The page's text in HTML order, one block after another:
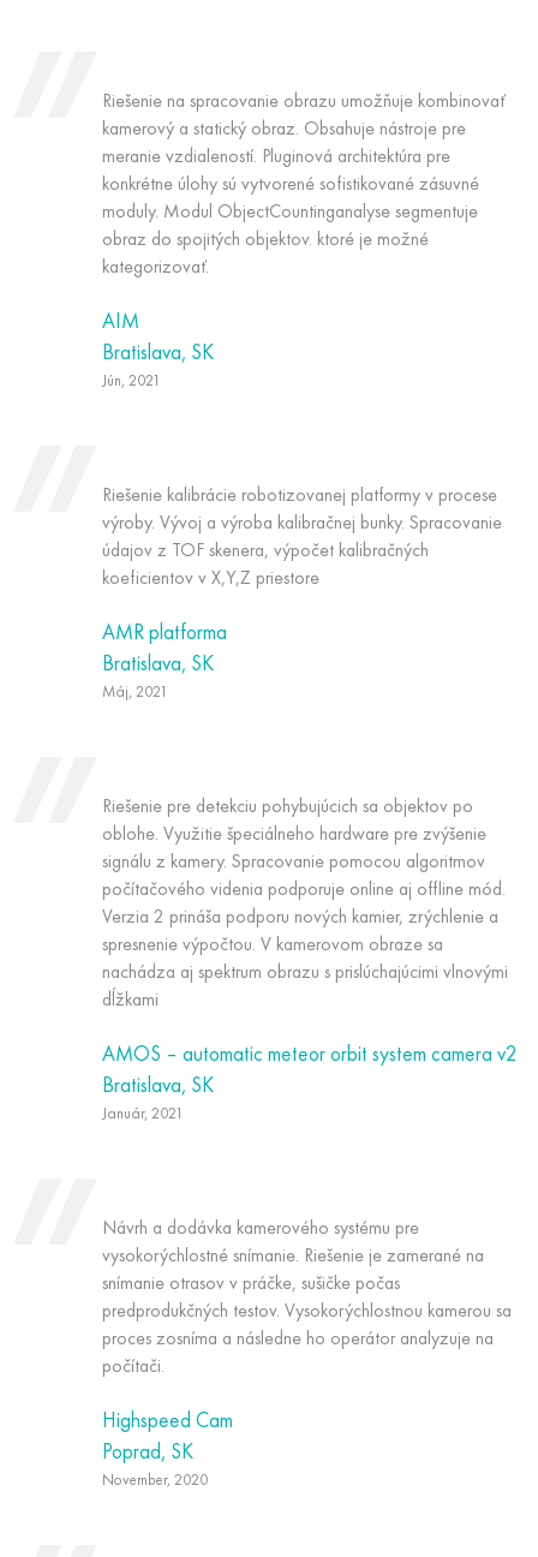
Riešenie na spracovanie obrazu umožňuje kombinovať
kamerový a statický obraz. Obsahuje nástroje pre
meranie vzdialeností. Pluginová architektúra pre
konkrétne úlohy sú vytvorené sofistikované zásuvné
moduly. Modul ObjectCountinganalyse segmentuje
obraz do spojitých objektov. ktoré je možné
kategorizovať.
AIM
Bratislava, SK
Jún, 2021
Riešenie kalibrácie robotizovanej platformy v procese
výroby. Vývoj a výroba kalibračnej bunky. Spracovanie
údajov z TOF skenera, výpočet kalibračných
koeficientov v X,Y,Z priestore
AMR platforma
Bratislava, SK
Máj, 2021
Riešenie pre detekciu pohybujúcich sa objektov po
oblohe. Využitie špeciálneho hardware pre zvýšenie
signálu z kamery. Spracovanie pomocou algoritmov
počítačového videnia podporuje online aj offline mód.
Verzia 2 prináša podporu nových kamier, zrýchlenie a
spresnenie výpočtou. V kamerovom obraze sa
nachádza aj spektrum obrazu s prislúchajúcimi vlnovými
dĺžkami
AMOS – automatic meteor orbit system camera v2
Bratislava, SK
Január, 2021
Návrh a dodávka kamerového systému pre
vysokorýchlostné snímanie. Riešenie je zamerané na
snímanie otrasov v práčke, sušičke počas
predprodukčných testov. Vysokorýchlostnou kamerou sa
proces zosníma a následne ho operátor analyzuje na
počítači.
Highspeed Cam
Poprad, SK
November, 2020